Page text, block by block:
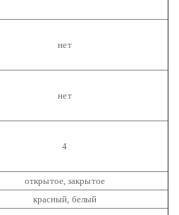
нет
нет
4
открытое, закрытое
красный, белый